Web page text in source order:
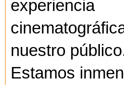
experiencia
nuestro
Estamos